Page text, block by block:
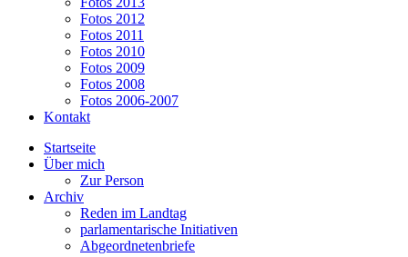
Fotos 2012
Fotos 2011
Fotos 2010
Fotos 2009
Fotos 2008
Fotos 2006-2007
Kontakt
Startseite
Über mich
Zur Person
Archiv
Reden im Landtag
parlamentarische Initiativen
Abgeordnetenbriefe